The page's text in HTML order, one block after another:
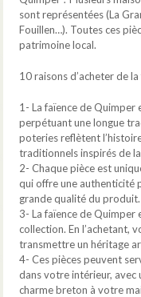
sont représentées (La
Fouillen…). Toutes ces
patrimoine local.
10 raisons d’acheter de
1- La faïence de Quimper
perpétuant une longue
poteries reflètent
traditionnels inspirés de
2- Chaque pièce est
qui offre une authenticité
grande qualité du produit.
3- La faïence de
collection. En l’achetant,
transmettre un héritage
4- Ces pièces peuvent
dans votre intérieur, avec
charme breton à votre